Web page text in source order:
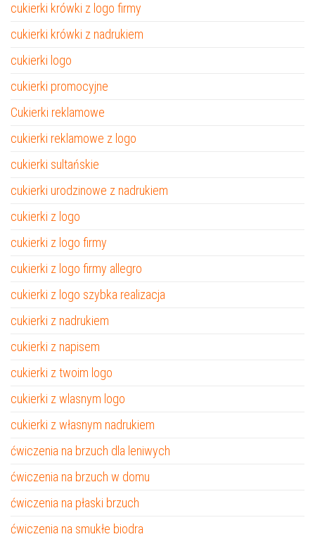
cukierki krówki z logo firmy
cukierki krówki z nadrukiem
cukierki logo
cukierki promocyjne
Cukierki reklamowe
cukierki reklamowe z logo
cukierki sultańskie
cukierki urodzinowe z nadrukiem
cukierki z logo
cukierki z logo firmy
cukierki z logo firmy allegro
cukierki z logo szybka realizacja
cukierki z nadrukiem
cukierki z napisem
cukierki z twoim logo
cukierki z wlasnym logo
cukierki z własnym nadrukiem
ćwiczenia na brzuch dla leniwych
ćwiczenia na brzuch w domu
ćwiczenia na płaski brzuch
ćwiczenia na smukłe biodra